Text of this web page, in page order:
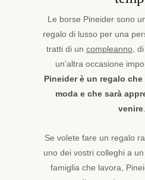
Le borse Pineider sono
regalo di lusso per una
tratti di un compleanno,
un'altra occasione
Pineider è un regalo
moda e che sarà
venire.
Se volete fare un regalo
uno dei vostri colleghi a
famiglia che lavora,